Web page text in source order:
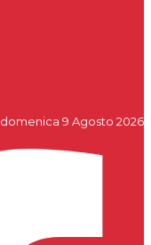
domenica 9 Agosto 2026